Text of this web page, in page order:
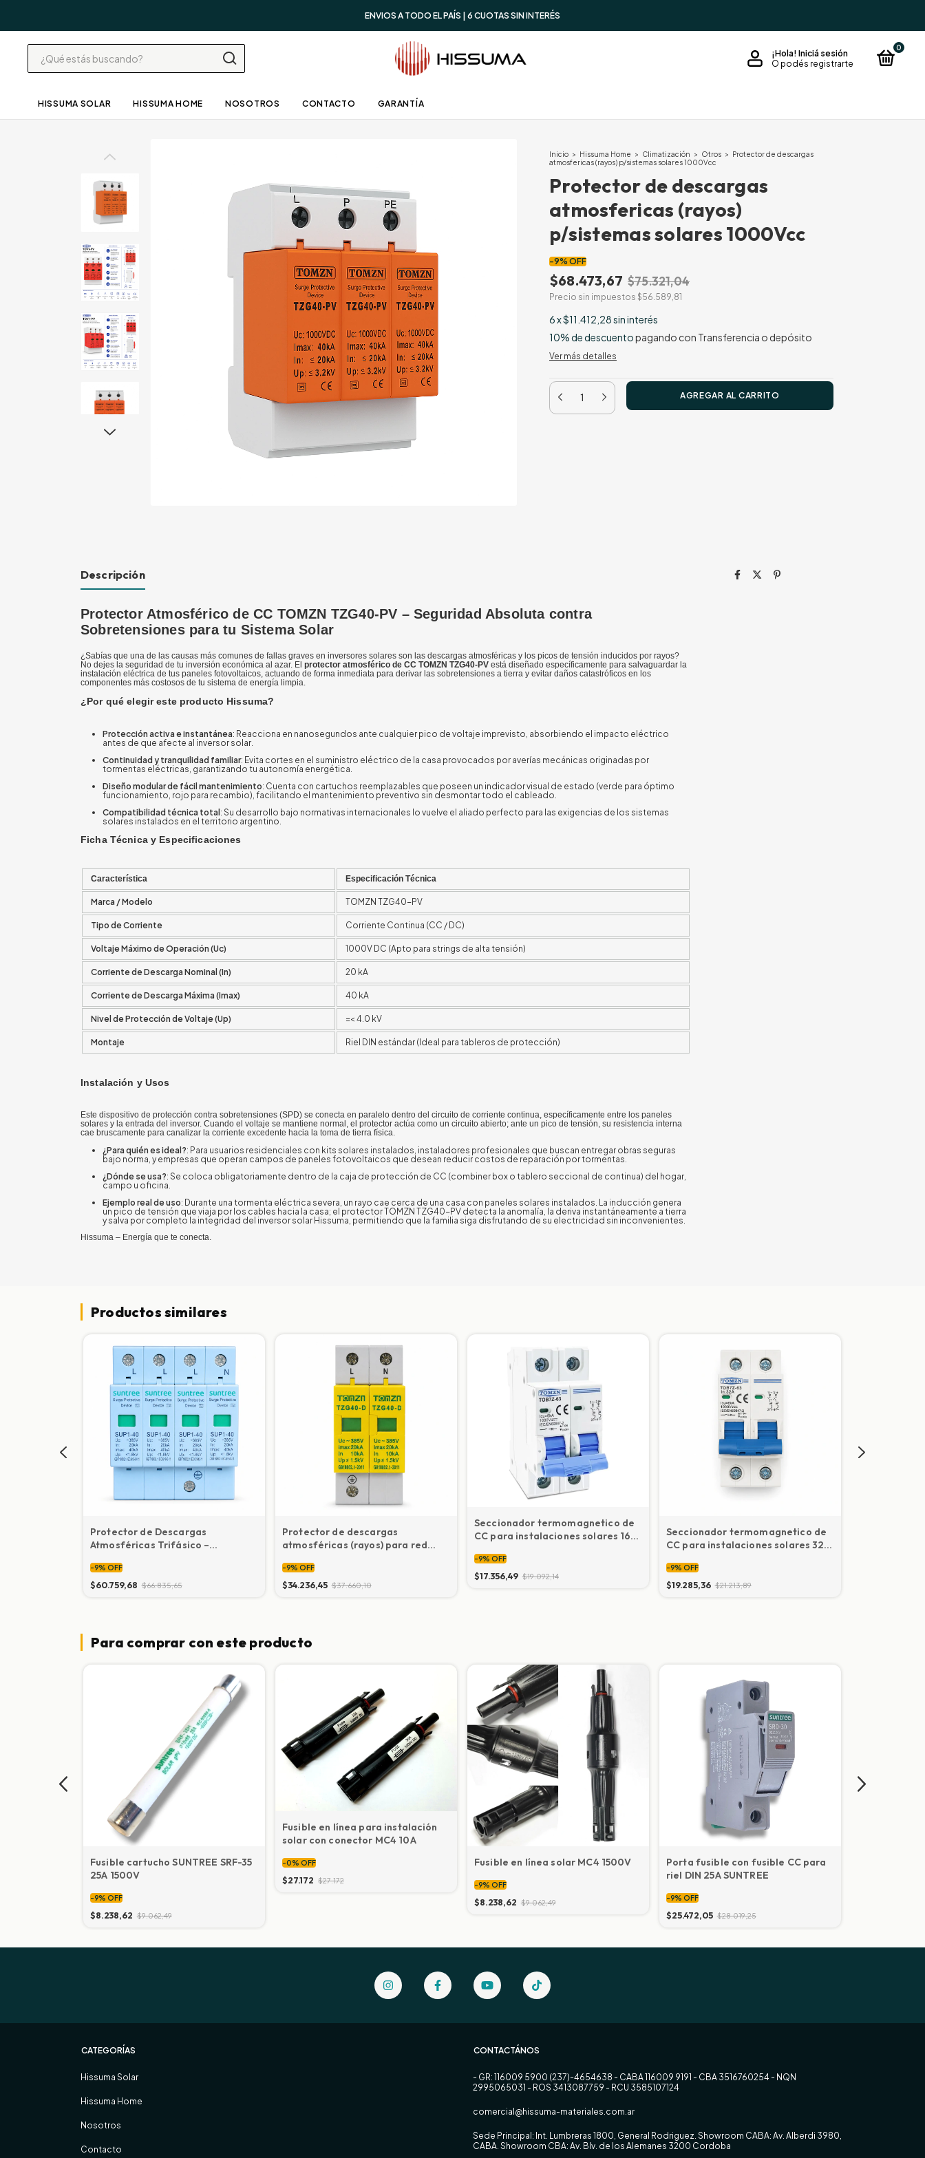
ENVIOS A TODO EL PAÍS | 6 CUOTAS SIN INTERÉS
¡Hola! Iniciá sesión
O podés registrarte
0
HISSUMA SOLAR HISSUMA HOME NOSOTROS CONTACTO GARANTÍA
Inicio > Hissuma Home > Climatización > Otros > Protector de descargas
atmosfericas (rayos) p/sistemas solares 1000Vcc
Protector de descargas
atmosfericas (rayos)
p/sistemas solares 1000Vcc
-9% OFF
$68.473,67 $75.321,04
Precio sin impuestos $56.589,81
6x$11.412,28sin interés
10% de descuentopagando con Transferencia o depósito
Ver más detalles
Descripción
Protector Atmosférico de CC TOMZN TZG40-PV – Seguridad Absoluta contra
Sobretensiones para tu Sistema Solar
¿Sabías que una de las causas más comunes de fallas graves en inversores solares son las descargas atmosféricas y los picos de tensión inducidos por rayos?
No dejes la seguridad de tu inversión económica al azar. El protector atmosférico de CC TOMZN TZG40-PV está diseñado específicamente para salvaguardar la
instalación eléctrica de tus paneles fotovoltaicos, actuando de forma inmediata para derivar las sobretensiones a tierra y evitar daños catastróficos en los
componentes más costosos de tu sistema de energía limpia.
¿Por qué elegir este producto Hissuma?
Protección activa e instantánea: Reacciona en nanosegundos ante cualquier pico de voltaje imprevisto, absorbiendo el impacto eléctrico
antes de que afecte al inversor solar.
Continuidad y tranquilidad familiar: Evita cortes en el suministro eléctrico de la casa provocados por averías mecánicas originadas por
tormentas eléctricas, garantizando tu autonomía energética.
Diseño modular de fácil mantenimiento: Cuenta con cartuchos reemplazables que poseen un indicador visual de estado (verde para óptimo
funcionamiento, rojo para recambio), facilitando el mantenimiento preventivo sin desmontar todo el cableado.
Compatibilidad técnica total: Su desarrollo bajo normativas internacionales lo vuelve el aliado perfecto para las exigencias de los sistemas
solares instalados en el territorio argentino.
Ficha Técnica y Especificaciones
Característica Especificación Técnica
Marca / Modelo TOMZN TZG40-PV
Tipo de Corriente Corriente Continua (CC / DC)
Voltaje Máximo de Operación (Uc) 1000V DC (Apto para strings de alta tensión)
Corriente de Descarga Nominal (In) 20 kA
Corriente de Descarga Máxima (Imax) 40 kA
Nivel de Protección de Voltaje (Up) =< 4.0 kV
Montaje Riel DIN estándar (Ideal para tableros de protección)
Instalación y Usos
Este dispositivo de protección contra sobretensiones (SPD) se conecta en paralelo dentro del circuito de corriente continua, específicamente entre los paneles
solares y la entrada del inversor. Cuando el voltaje se mantiene normal, el protector actúa como un circuito abierto; ante un pico de tensión, su resistencia interna
cae bruscamente para canalizar la corriente excedente hacia la toma de tierra física.
¿Para quién es ideal?: Para usuarios residenciales con kits solares instalados, instaladores profesionales que buscan entregar obras seguras
bajo norma, y empresas que operan campos de paneles fotovoltaicos que desean reducir costos de reparación por tormentas.
¿Dónde se usa?: Se coloca obligatoriamente dentro de la caja de protección de CC (combiner box o tablero seccional de continua) del hogar,
campo u oficina.
Ejemplo real de uso: Durante una tormenta eléctrica severa, un rayo cae cerca de una casa con paneles solares instalados. La inducción genera
un pico de tensión que viaja por los cables hacia la casa; el protector TOMZN TZG40-PV detecta la anomalía, la deriva instantáneamente a tierra
y salva por completo la integridad del inversor solar Hissuma, permitiendo que la familia siga disfrutando de su electricidad sin inconvenientes.
Hissuma – Energía que te conecta.
Productos similares
Protector de Descargas
Atmosféricas Trifásico –
-9% OFF
$60.759,68 $66.835,65
Protector de descargas
atmosféricas (rayos) para red
P+N
-9% OFF
$34.236,45 $37.660,10
Seccionador termomagnetico de
CC para instalaciones solares 16A
-9% OFF
$17.356,49 $19.092,14
Seccionador termomagnetico de
CC para instalaciones solares 32A
-9% OFF
$19.285,36 $21.213,89
Para comprar con este producto
Fusible cartucho SUNTREE SRF-35
25A 1500V
-9% OFF
$8.238,62 $9.062,49
Fusible en línea para instalación
solar con conector MC4 10A
-0% OFF
$27.172 $27.172
Fusible en línea solar MC4 1500V
-9% OFF
$8.238,62 $9.062,49
Porta fusible con fusible CC para
riel DIN 25A SUNTREE
-9% OFF
$25.472,05 $28.019,25
CATEGORÍAS
Hissuma Solar
Hissuma Home
Nosotros
Contacto
CONTACTÁNOS
- GR: 116009 5900 (237)-4654638 - CABA 116009 9191 - CBA 3516760254 - NQN
2995065031 - ROS 3413087759 - RCU 3585107124
comercial@hissuma-materiales.com.ar
Sede Principal: Int. Lumbreras 1800, General Rodriguez. Showroom CABA: Av. Alberdi 3980,
CABA. Showroom CBA: Av. Blv. de los Alemanes 3200 Cordoba